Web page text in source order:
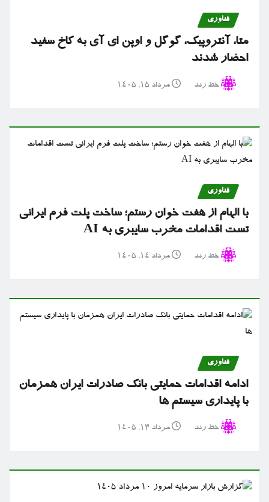
فناوری
متا، آنتروپیک، گوگل و اوپن ای آی به کاخ سفید
احضار شدند
خط رند مرداد ۱۵, ۱۴۰۵
فناوری
با الهام از هفت خوان رستم؛ ساخت پلت فرم ایرانی
تست اقدامات مخرب سایبری به AI
خط رند مرداد ۱۴, ۱۴۰۵
فناوری
ادامه اقدامات حمایتی بانک صادرات ایران همزمان
با پایداری سیستم ها
خط رند مرداد ۱۳, ۱۴۰۵